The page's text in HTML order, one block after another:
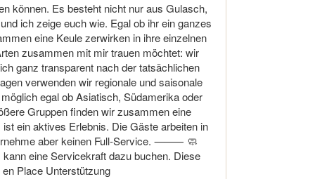
können. Es besteht nicht nur aus Gulasch,
ich zeige euch wie. Egal ob ihr ein ganzes
eine Keule zerwirken in ihre einzelnen
zusammen mit mir trauen möchtet: wir
ganz transparent nach der tatsächlichen
verwenden wir regionale und saisonale
egal ob Asiatisch, Südamerika oder
Gruppen finden wir zusammen eine
aktives Erlebnis. Die Gäste arbeiten in
aber keinen Full-Service. ⸻ 🧼
eine Servicekraft dazu buchen. Diese
en Place Unterstützung